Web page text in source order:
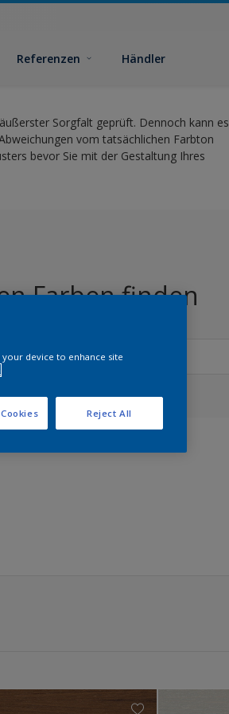
Referenzen Händler
Sorgfalt geprüft. Dennoch kann es
vom tatsächlichen Farbton
bevor Sie mit der Gestaltung Ihres
Farben finden
device to enhance site
Reject All